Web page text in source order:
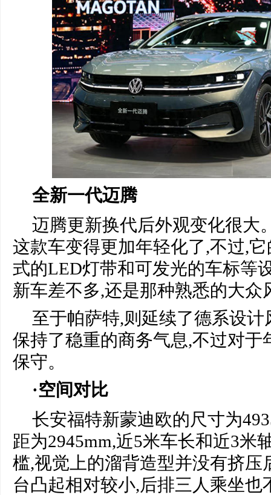
全新一代迈腾
迈腾更新换代后外观变化很大
这款车变得更加年轻化了,不过,
式的LED灯带和可发光的车标等
新车差不多,还是那种熟悉的大众
至于帕萨特,则延续了德系设
保持了稳重的商务气息,不过对于
保守。
·空间对比
长安福特新蒙迪欧的尺寸为
距为2945mm,近5米车长和近3米
槛,视觉上的溜背造型并没有挤压
台凸起相对较小,后排三人乘坐也